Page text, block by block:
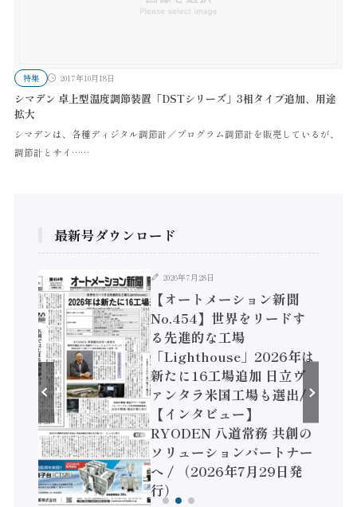
特集 2017年10月18日
シマデン 卓上型温度調節装置「DSTシリーズ」3相タイプ追加、用途
拡大
シマデンは、各種ディジタル調節計／プログラム調節計を販売しているが、
調節計とサイ……
最新号ダウンロード
2026年7月28日
【オートメーション新聞
No.454】世界をリードす
る先進的な工場
「Lighthouse」2026年は
新たに16工場追加 日立ヴ
ァンタラ米国工場も選出/
【インタビュー】
RYODEN 八道常務 共創の
ソリューションパートナー
へ / （2026年7月29日発
行）